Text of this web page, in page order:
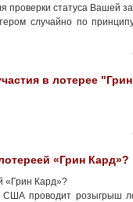
проверки статуса Вашей
случайно по
в лотерее
«Грин Кард»?
«Грин Кард»?
США проводит розыгрыш